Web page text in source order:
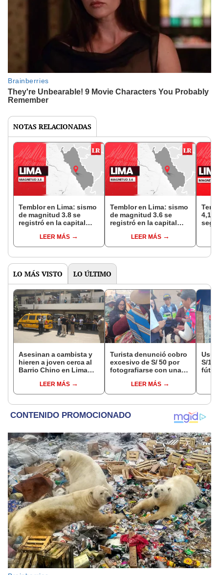
NOTAS RELACIONADAS
Temblor en Lima: sismo
de magnitud 3.8 se
registró en la capital
febreroLEER MÁS
Temblor en Lima: sismo
de magnitud 3.6 se
registró en la capital
LEER MÁS
4,1
LO MÁS VISTO LO ÚLTIMO
Asesinan a cambista y
hieren a joven cerca al
Barrio Chino en Lima
sospechoso detenido
LEER MÁS
Turista denunció cobro
excesivo de S/ 50 por
fotografiarse con una
Serenazgo recuperó el
dinero
LEER MÁS
S/